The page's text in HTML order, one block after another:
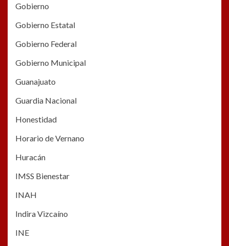
Gobierno
Gobierno Estatal
Gobierno Federal
Gobierno Municipal
Guanajuato
Guardia Nacional
Honestidad
Horario de Vernano
Huracán
IMSS Bienestar
INAH
Indira Vizcaíno
INE